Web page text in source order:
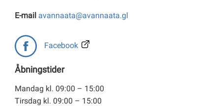
E-mail avannaata@avannaata.gl
Facebook
Åbningstider
Mandag kl. 09:00 – 15:00
Tirsdag kl. 09:00 – 15:00